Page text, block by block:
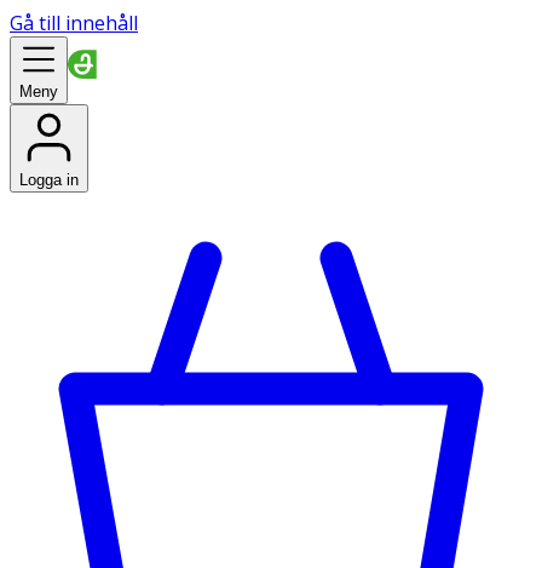
Gå till innehåll
Meny
Logga in